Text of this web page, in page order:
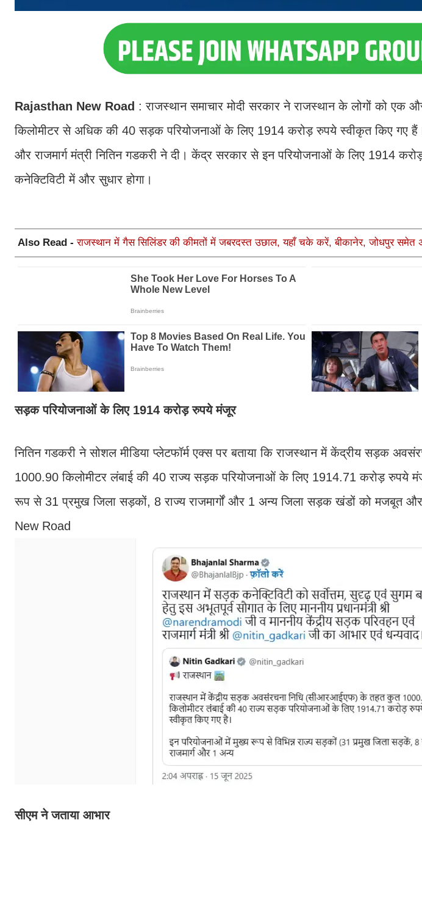
Rajasthan New Road : राजस्थान समाचार मोदी सरकार ने राजस्थान के लोगों को एक
किलोमीटर से अधिक की 40 सड़क परियोजनाओं के लिए 1914 करोड़ रुपये स्वीकृत किए गए
और राजमार्ग मंत्री नितिन गडकरी ने दी। केंद्र सरकार से इन परियोजनाओं के लिए 1914
कनेक्टिविटी में और सुधार होगा।
Also Read -राजस्थान में गैस सिलिंडर की कीमतों में जबरदस्त उछाल, यहाँ चके करें, बीकानेर, जोधपुर
सड़क परियोजनाओं के लिए 1914 करोड़ रुपये मंजूर
नितिन गडकरी ने सोशल मीडिया प्लेटफॉर्म एक्स पर बताया कि राजस्थान में केंद्रीय सड़क
1000.90 किलोमीटर लंबाई की 40 राज्य सड़क परियोजनाओं के लिए 1914.71 करोड़ रुपये
रूप से 31 प्रमुख जिला सड़कों, 8 राज्य राजमार्गों और 1 अन्य जिला सड़क खंडों को मजबूत
New Road
सीएम ने जताया आभार